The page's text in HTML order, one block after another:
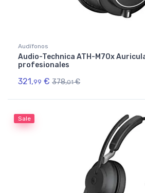
Audífonos
Audio-Technica ATH-M70x
profesionales
321,99 € 378,01 €
Sale